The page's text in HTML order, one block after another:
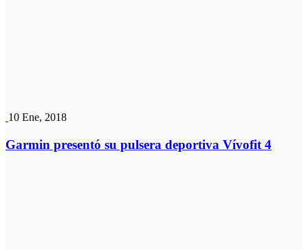
10 Ene, 2018
Garmin presentó su pulsera deportiva Vívofit 4